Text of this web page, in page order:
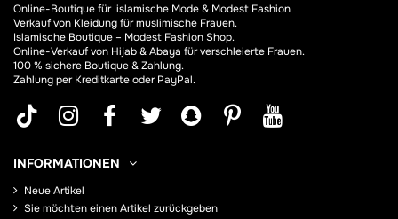
Online-Boutique für islamische Mode & Modest Fashion
Verkauf von Kleidung für muslimische Frauen.
Islamische Boutique – Modest Fashion Shop.
Online-Verkauf von Hijab &Abaya für verschleierte Frauen.
100 % sichere Boutique & Zahlung.
Zahlung per Kreditkarte oder PayPal.
INFORMATIONEN
Neue Artikel
Sie möchten einen Artikel zurückgeben